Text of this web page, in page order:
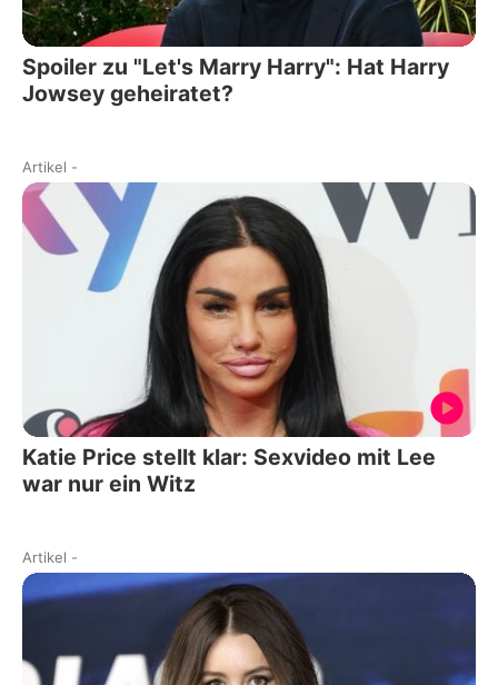
Spoiler zu "Let's Marry Harry": Hat Harry
Jowsey geheiratet?
Artikel -
Katie Price stellt klar: Sexvideo mit Lee
war nur ein Witz
Artikel -